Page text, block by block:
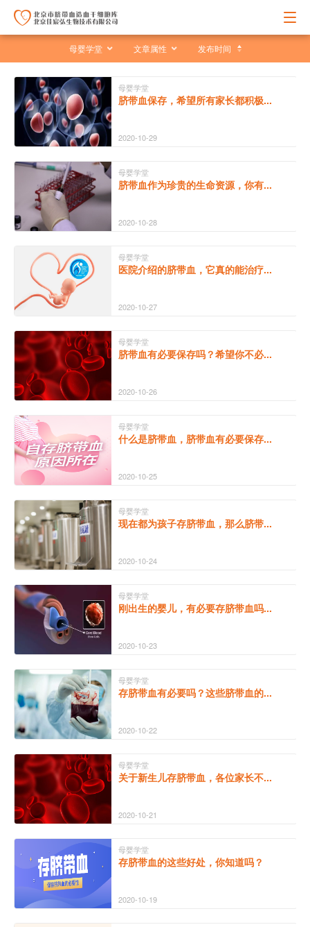
母婴学堂 文章属性 发布时间
母婴学堂
脐带血保存，希望所有家长都积极...
2020-10-29
母婴学堂
脐带血作为珍贵的生命资源，你有...
2020-10-28
母婴学堂
医院介绍的脐带血，它真的能治疗...
2020-10-27
母婴学堂
脐带血有必要保存吗？希望你不必...
2020-10-26
母婴学堂
什么是脐带血，脐带血有必要保存...
2020-10-25
母婴学堂
现在都为孩子存脐带血，那么脐带...
2020-10-24
母婴学堂
刚出生的婴儿，有必要存脐带血吗...
2020-10-23
母婴学堂
存脐带血有必要吗？这些脐带血的...
2020-10-22
母婴学堂
关于新生儿存脐带血，各位家长不...
2020-10-21
母婴学堂
存脐带血的这些好处，你知道吗？
2020-10-19